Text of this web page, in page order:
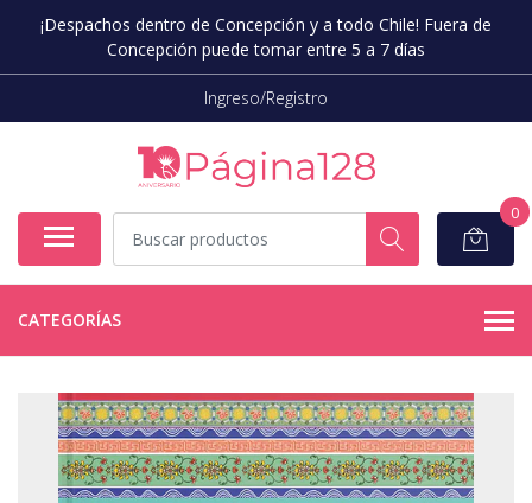
¡Despachos dentro de Concepción y a todo Chile! Fuera de
Concepción puede tomar entre 5 a 7 días
Ingreso/Registro
0
CATEGORÍAS